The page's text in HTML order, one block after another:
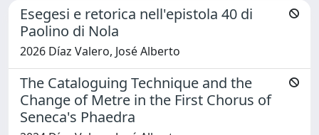
Esegesi e retorica nell'epistola 40 di
Paolino di Nola
2026 Díaz Valero, José Alberto
The Cataloguing Technique and the
Change of Metre in the First Chorus of
Seneca's Phaedra